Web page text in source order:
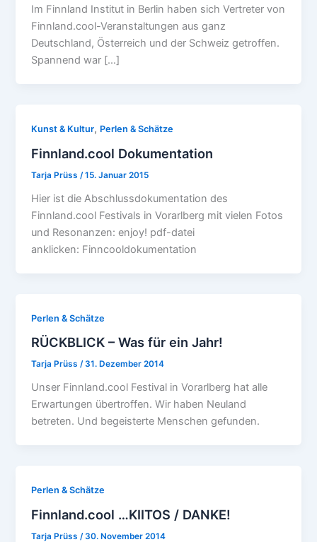
Im Finnland Institut in Berlin haben sich Vertreter von
Finnland.cool-Veranstaltungen aus ganz
Deutschland, Österreich und der Schweiz getroffen.
Spannend war […]
Kunst & Kultur, Perlen & Schätze
Finnland.cool Dokumentation
Tarja Prüss/15. Januar 2015
Hier ist die Abschlussdokumentation des
Finnland.cool Festivals in Vorarlberg mit vielen Fotos
und Resonanzen: enjoy! pdf-datei
anklicken: Finncooldokumentation
Perlen & Schätze
RÜCKBLICK – Was für ein Jahr!
Tarja Prüss/31. Dezember 2014
Unser Finnland.cool Festival in Vorarlberg hat alle
Erwartungen übertroffen. Wir haben Neuland
betreten. Und begeisterte Menschen gefunden.
Perlen & Schätze
Finnland.cool …KIITOS / DANKE!
Tarja Prüss /30. November 2014